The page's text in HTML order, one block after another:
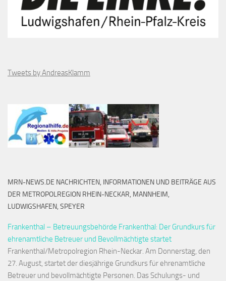
Tweets by AndreasKlamm
MRN-NEWS.DE NACHRICHTEN, INFORMATIONEN UND BEITRÄGE AUS
DER METROPOLREGION RHEIN-NECKAR, MANNHEIM,
LUDWIGSHAFEN, SPEYER
Frankenthal – Betreuungsbehörde Frankenthal: Der Grundkurs für
ehrenamtliche Betreuer und Bevollmächtigte startet
Frankenthal/Metropolregion Rhein-Neckar. Am Donnerstag, den
27. August, startet der diesjährige Grundkurs für ehrenamtliche
Betreuer und bevollmächtigte Personen. Das Schulungs- und